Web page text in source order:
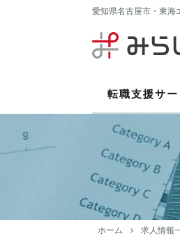
愛知県名古屋市・東海
転職支援サー
ホーム 求人情報